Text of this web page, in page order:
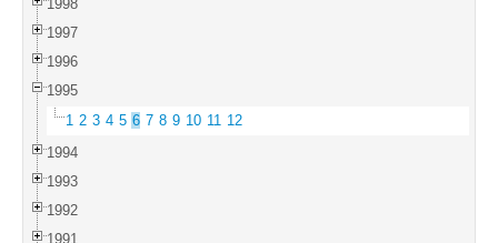
1998
1997
1996
1995
1 2 3 4 5 6 7 8 9 10 11 12
1994
1993
1992
1991